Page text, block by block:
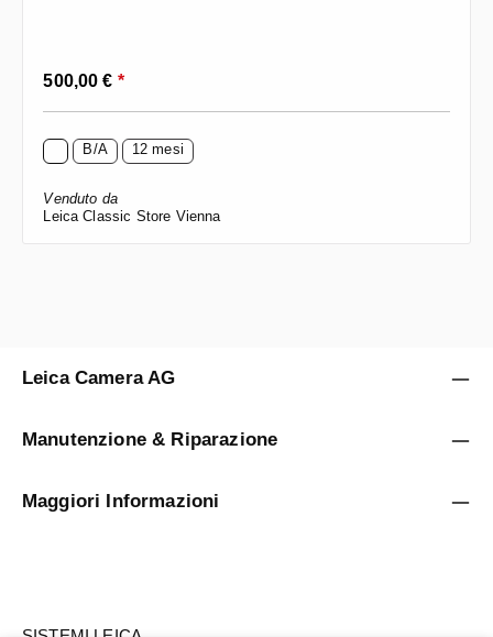
Prezzo normale:
500,00 € *
B/A 12 mesi
Venduto da
Leica Classic Store Vienna
Leica Camera AG
Manutenzione & Riparazione
Maggiori Informazioni